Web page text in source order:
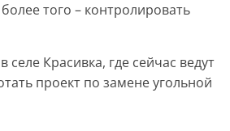
того – контролировать
Красивка, где сейчас ведут
проект по замене угольной